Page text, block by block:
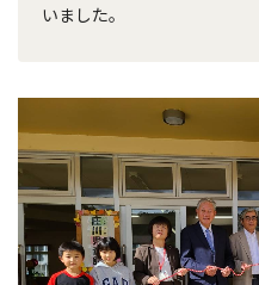
いました。